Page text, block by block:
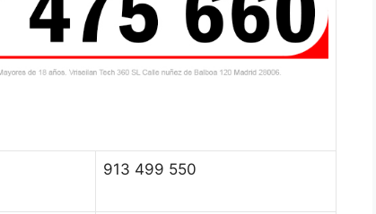
913 499 550